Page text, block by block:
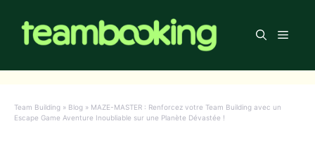
contenu
Menu
Team Building » Blog » MAZE-MASTER : Renforcez votre Team Building avec un
Escape Game Aventure Inoubliable sur une Planète Dévastée !